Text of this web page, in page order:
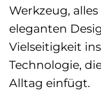
Werkzeug,
eleganten
Vielseitigkeit
Technologie,
Alltag einfügt.